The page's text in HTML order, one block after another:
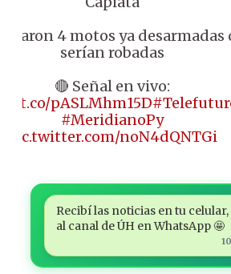
Hallaron 4 motos ya desarmadas
serían robadas
🔴 Señal en vivo:
t.co/pASLMhm15D
#MeridianoPy
pic.twitter.com/noN4dQNTGi
Recibí las noticias en tu
al canal de ÚH en WhatsApp 🤩